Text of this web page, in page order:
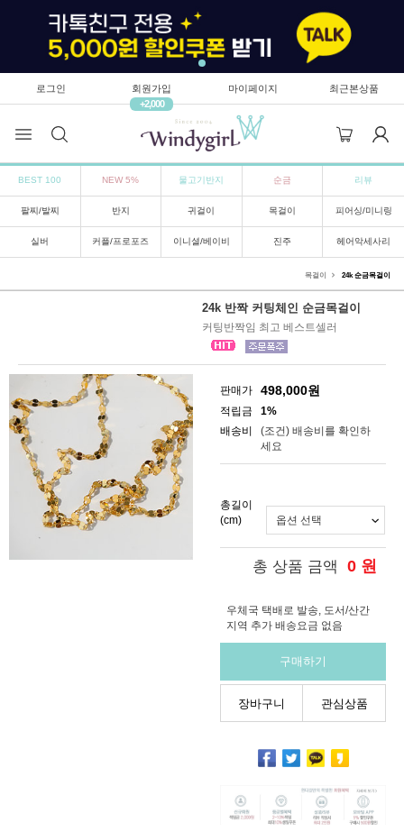
로그인
회원가입
+2,000
마이페이지 최근본상품
BEST 100 NEW 5% 물고기반지 순금 리뷰
팔찌/발찌 반지 귀걸이 목걸이 피어싱/미니링
실버 커플/프로포즈 이니셜/베이비 진주 헤어악세사리
목걸이 24k 순금목걸이
24k 반짝 커팅체인 순금목걸이
커팅반짝임 최고 베스트셀러
판매가 498,000원
적립금
1%
배송비
(조건) 배송비를 확인하
세요
총길이
(cm)
총 상품 금액 0 원
우체국 택배로 발송, 도서/산간
지역 추가 배송요금 없음
구매하기
장바구니 관심상품